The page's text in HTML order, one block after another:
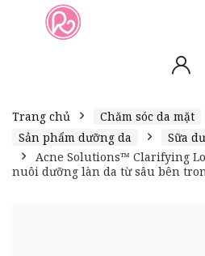
Trang chủ
Chăm sóc da mặt
Sản phẩm dưỡng da
Sữa
Acne Solutions™ Clarifying
nuôi dưỡng làn da từ sâu bên